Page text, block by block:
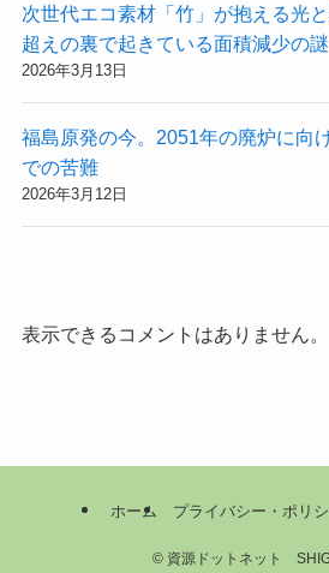
次世代エコ素材「竹」が抱える光
超えの裏で起きている面積減少の謎
2026年3月13日
福島原発の今。2051年の廃炉に向
での苦難
2026年3月12日
表示できるコメントはありません。
ホーム プライバシー・ポリ
©資源ドットネット